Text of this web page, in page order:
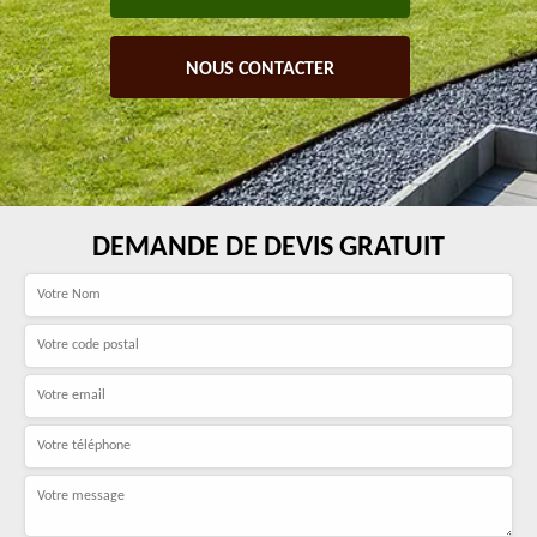
NOUS CONTACTER
DEMANDE DE DEVIS GRATUIT